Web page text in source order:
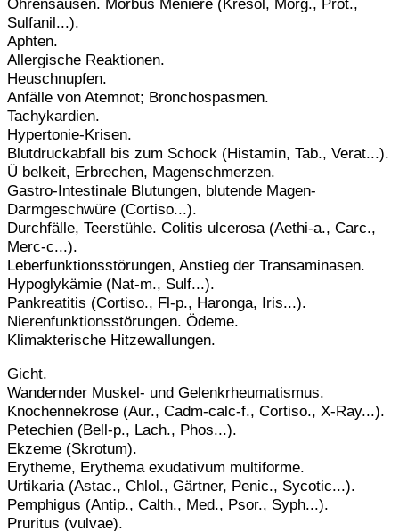
Ohrensausen. Morbus Meniére (Kresol, Morg., Prot.,
Sulfanil...).
Aphten.
Allergische Reaktionen.
Heuschnupfen.
Anfälle von Atemnot; Bronchospasmen.
Tachykardien.
Hypertonie-Krisen.
Blutdruckabfall bis zum Schock (Histamin, Tab., Verat...).
Ü belkeit, Erbrechen, Magenschmerzen.
Gastro-Intestinale Blutungen, blutende Magen-
Darmgeschwüre (Cortiso...).
Durchfälle, Teerstühle. Colitis ulcerosa (Aethi-a., Carc.,
Merc-c...).
Leberfunktionsstörungen, Anstieg der Transaminasen.
Hypoglykämie (Nat-m., Sulf...).
Pankreatitis (Cortiso., Fl-p., Haronga, Iris...).
Nierenfunktionsstörungen. Ödeme.
Klimakterische Hitzewallungen.
Gicht.
Wandernder Muskel- und Gelenkrheumatismus.
Knochennekrose (Aur., Cadm-calc-f., Cortiso., X-Ray...).
Petechien (Bell-p., Lach., Phos...).
Ekzeme (Skrotum).
Erytheme, Erythema exudativum multiforme.
Urtikaria (Astac., Chlol., Gärtner, Penic., Sycotic...).
Pemphigus (Antip., Calth., Med., Psor., Syph...).
Pruritus (vulvae).